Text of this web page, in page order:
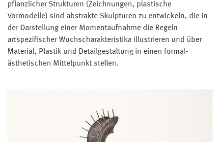
pflanzlicher Strukturen (Zeichnungen, plastische
Vormodelle) sind abstrakte Skulpturen zu entwickeln, die in
der Darstellung einer Momentaufnahme die Regeln
artspezifischer Wuchscharakteristika illustrieren und über
Material, Plastik und Detailgestaltung in einen formal-
ästhetischen Mittelpunkt stellen.